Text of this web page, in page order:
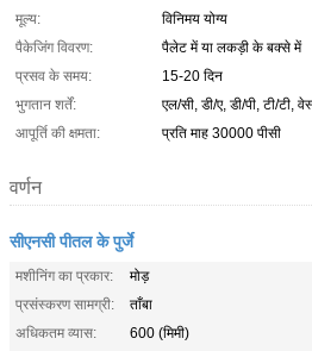
मूल्य:
विनिमय योग्य
पैकेजिंग विवरण:
पैलेट में या लकड़ी के बक्से में
प्रसव के समय:
15-20 दिन
भुगतान शर्तें:
एल/सी, डी/ए, डी/पी, टी/टी,
आपूर्ति की क्षमता:
प्रति माह 30000 पीसी
वर्णन
सीएनसी पीतल के पुर्जे
मशीनिंग का प्रकार:
मोड़
प्रसंस्करण सामग्री:
ताँबा
अधिकतम व्यास:
600 (मिमी)